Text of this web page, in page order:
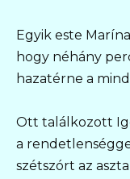
Egyik este
hogy néhány
hazatérne a
Ott találkozott
a
szétszórt az